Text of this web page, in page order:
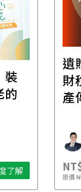
裝
的
了解
遺
財
產
原價